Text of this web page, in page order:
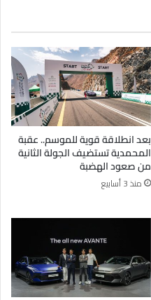
بعد انطلاقة قوية للموسم.. عقبة
المحمدية تستضيف الجولة الثانية
من صعود الهضبة
منذ 3 أسابيع